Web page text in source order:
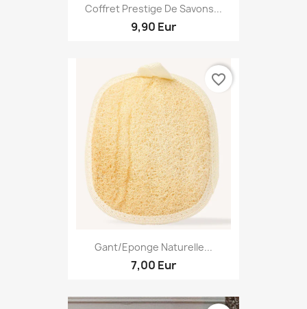
Coffret Prestige De Savons...
9,90 Eur
Gant/Eponge Naturelle...
7,00 Eur
favorite_border